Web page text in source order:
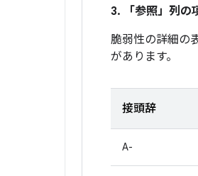
3. 「参照」 列の
脆弱性の詳細の
があります。
接頭辞
A-